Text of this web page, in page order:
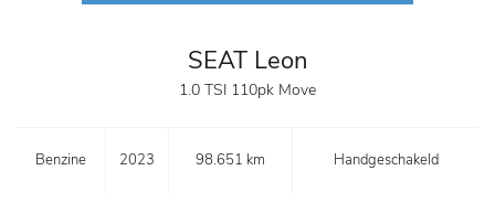
SEAT Leon
1.0 TSI 110pk Move
Benzine 2023 98.651 km Handgeschakeld